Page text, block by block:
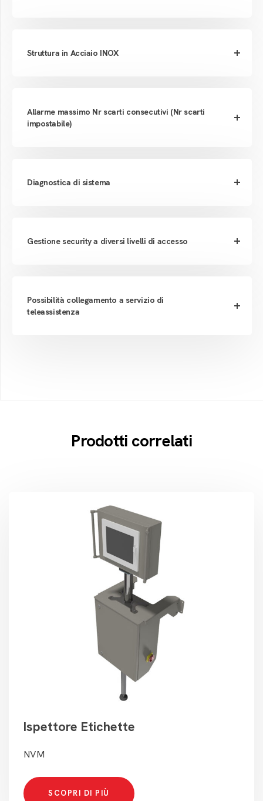
Struttura in Acciaio INOX
Allarme massimo Nr scarti consecutivi (Nr scarti
impostabile)
Diagnostica di sistema
Gestione security a diversi livelli di accesso
Possibilità collegamento a servizio di
teleassistenza
Prodotti correlati
Ispettore Etichette
NVM
SCOPRI DI PIÙ